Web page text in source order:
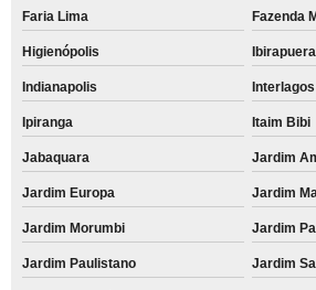
comprar placa informativa de porta Vila Morumbi
comprar placa informativa de porta Vila Lusitania
placas informativas personalizadas Indianapolis
comprar placas informativas para condomínio
placas informativas para restaurantes Vila
placa informativa de porta Vila Nova Conceição
placa informativa para indústria Jardim Santa
placas informativas personalizadas Jardim
Faria Lima Fazenda
Higienópolis Ibirapuera
Indianapolis Interlagos
Ipiranga Itaim Bibi
Jabaquara Jardim
Jardim Europa Jardim
Jardim Morumbi Jardim
Jardim Paulistano Jardim